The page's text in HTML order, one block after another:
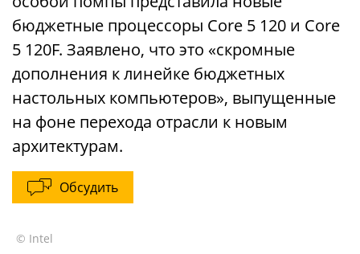
бюджетные процессоры Core 5 120 и Core
5 120F. Заявлено, что это «скромные
дополнения к линейке бюджетных
настольных компьютеров», выпущенные
на фоне перехода отрасли к новым
архитектурам.
Обсудить
© Intel